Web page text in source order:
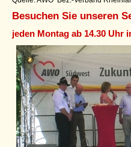
Besuchen Sie unseren
jeden Montag ab 14.30 Uhr